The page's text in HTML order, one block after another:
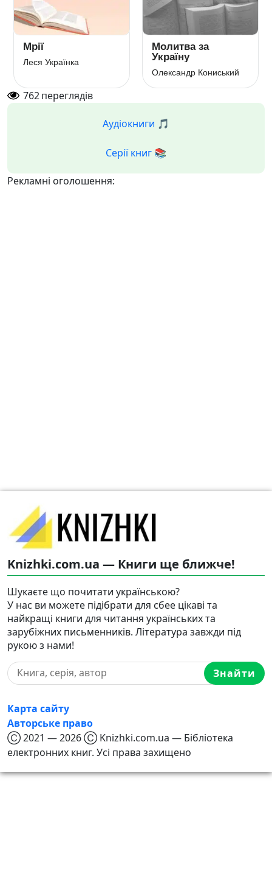
Мрії
Леся Українка
Молитва за
Україну
Олександр Кониський
762переглядів
Аудіокниги 🎵
Серії книг 📚
Рекламні оголошення:
Knizhki.com.ua — Книги ще ближче!
Шукаєте що почитати українською?
У нас ви можете підібрати для сбее цікаві та
найкращі книги для читання українських та
зарубіжних письменників. Література завжди під
рукою з нами!
Знайти
Карта сайту
Авторське право
Ⓒ 2021 — 2026 Ⓒ Knizhki.com.ua — Бібліотека
електронних книг. Усі права захищено